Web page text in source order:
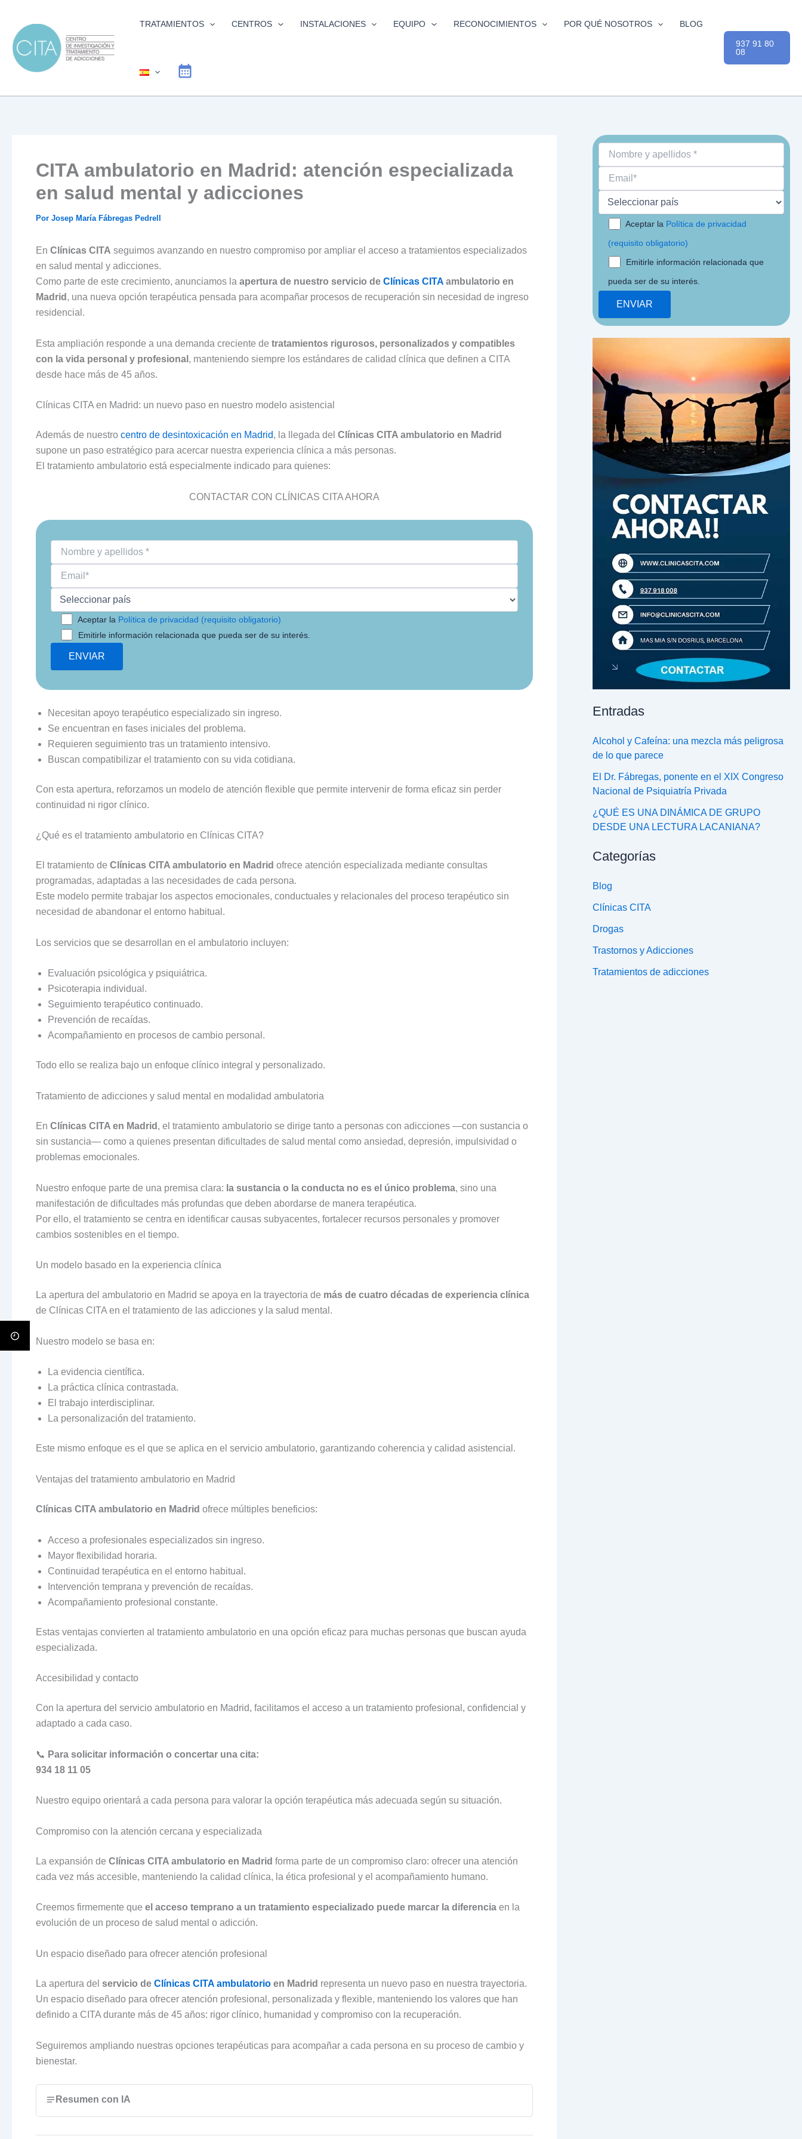
contenido
TRATAMIENTOS CENTROS INSTALACIONES EQUIPO RECONOCIMIENTOS POR QUÉ NOSOTROS BLOG
937 91 80
08
CITA ambulatorio en Madrid: atención especializada
en salud mental y adicciones
Por Josep María Fábregas Pedrell
En Clínicas CITA seguimos avanzando en nuestro compromiso por ampliar el acceso a tratamientos especializados
en salud mental y adicciones.
Como parte de este crecimiento, anunciamos la apertura de nuestro servicio de Clínicas CITA ambulatorio en
Madrid , una nueva opción terapéutica pensada para acompañar procesos de recuperación sin necesidad de ingreso
residencial.
Esta ampliación responde a una demanda creciente de tratamientos rigurosos, personalizados y compatibles
con la vida personal y profesional , manteniendo siempre los estándares de calidad clínica que definen a CITA
desde hace más de 45 años.
Clínicas CITA en Madrid: un nuevo paso en nuestro modelo asistencial
Además de nuestro centro de desintoxicación en Madrid, la llegada del Clínicas CITA ambulatorio en Madrid
supone un paso estratégico para acercar nuestra experiencia clínica a más personas.
El tratamiento ambulatorio está especialmente indicado para quienes:
CONTACTAR CON CLÍNICAS CITA AHORA
Aceptar la Política de privacidad (requisito obligatorio)
Emitirle información relacionada que pueda ser de su interés.
Necesitan apoyo terapéutico especializado sin ingreso.
Se encuentran en fases iniciales del problema.
Requieren seguimiento tras un tratamiento intensivo.
Buscan compatibilizar el tratamiento con su vida cotidiana.
Con esta apertura, reforzamos un modelo de atención flexible que permite intervenir de forma eficaz sin perder
continuidad ni rigor clínico.
¿Qué es el tratamiento ambulatorio en Clínicas CITA?
El tratamiento de Clínicas CITA ambulatorio en Madrid ofrece atención especializada mediante consultas
programadas, adaptadas a las necesidades de cada persona.
Este modelo permite trabajar los aspectos emocionales, conductuales y relacionales del proceso terapéutico sin
necesidad de abandonar el entorno habitual.
Los servicios que se desarrollan en el ambulatorio incluyen:
Evaluación psicológica y psiquiátrica.
Psicoterapia individual.
Seguimiento terapéutico continuado.
Prevención de recaídas.
Acompañamiento en procesos de cambio personal.
Todo ello se realiza bajo un enfoque clínico integral y personalizado.
Tratamiento de adicciones y salud mental en modalidad ambulatoria
En Clínicas CITA en Madrid , el tratamiento ambulatorio se dirige tanto a personas con adicciones —con sustancia o
sin sustancia— como a quienes presentan dificultades de salud mental como ansiedad, depresión, impulsividad o
problemas emocionales.
Nuestro enfoque parte de una premisa clara: la sustancia o la conducta no es el único problema, sino una
manifestación de dificultades más profundas que deben abordarse de manera terapéutica.
Por ello, el tratamiento se centra en identificar causas subyacentes, fortalecer recursos personales y promover
cambios sostenibles en el tiempo.
Un modelo basado en la experiencia clínica
La apertura del ambulatorio en Madrid se apoya en la trayectoria de más de cuatro décadas de experiencia clínica
de Clínicas CITA en el tratamiento de las adicciones y la salud mental.
Nuestro modelo se basa en:
La evidencia científica.
La práctica clínica contrastada.
El trabajo interdisciplinar.
La personalización del tratamiento.
Este mismo enfoque es el que se aplica en el servicio ambulatorio, garantizando coherencia y calidad asistencial.
Ventajas del tratamiento ambulatorio en Madrid
Clínicas CITA ambulatorio en Madrid ofrece múltiples beneficios:
Acceso a profesionales especializados sin ingreso.
Mayor flexibilidad horaria.
Continuidad terapéutica en el entorno habitual.
Intervención temprana y prevención de recaídas.
Acompañamiento profesional constante.
Estas ventajas convierten al tratamiento ambulatorio en una opción eficaz para muchas personas que buscan ayuda
especializada.
Accesibilidad y contacto
Con la apertura del servicio ambulatorio en Madrid, facilitamos el acceso a un tratamiento profesional, confidencial y
adaptado a cada caso.
📞 Para solicitar información o concertar una cita:
934 18 11 05
Nuestro equipo orientará a cada persona para valorar la opción terapéutica más adecuada según su situación.
Compromiso con la atención cercana y especializada
La expansión de Clínicas CITA ambulatorio en Madrid forma parte de un compromiso claro: ofrecer una atención
cada vez más accesible, manteniendo la calidad clínica, la ética profesional y el acompañamiento humano.
Creemos firmemente que el acceso temprano a un tratamiento especializado puede marcar la diferencia en la
evolución de un proceso de salud mental o adicción.
Un espacio diseñado para ofrecer atención profesional
La apertura del servicio de Clínicas CITA ambulatorio en Madrid representa un nuevo paso en nuestra trayectoria.
Un espacio diseñado para ofrecer atención profesional, personalizada y flexible, manteniendo los valores que han
definido a CITA durante más de 45 años: rigor clínico, humanidad y compromiso con la recuperación.
Seguiremos ampliando nuestras opciones terapéuticas para acompañar a cada persona en su proceso de cambio y
bienestar.
Resumen con IA
Aceptar la Política de privacidad
(requisito obligatorio)
Emitirle información relacionada que
pueda ser de su interés.
Entradas
Alcohol y Cafeína: una mezcla más peligrosa
de lo que parece
El Dr. Fábregas, ponente en el XIX Congreso
Nacional de Psiquiatría Privada
¿QUÉ ES UNA DINÁMICA DE GRUPO
DESDE UNA LECTURA LACANIANA?
Categorías
Blog
Clínicas CITA
Drogas
Trastornos y Adicciones
Tratamientos de adicciones